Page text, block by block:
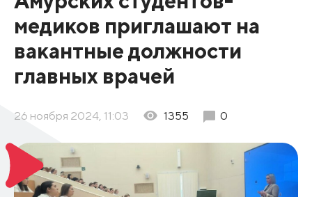
медиков приглашают на
вакантные должности
главных врачей
26 ноября 2024, 11:03 1355 0